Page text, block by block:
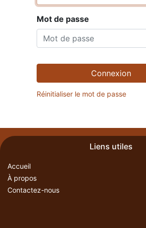
Mot de passe
Connexion
Réinitialiser le mot de passe
Liens utiles
Accueil
À propos
Contactez-nous